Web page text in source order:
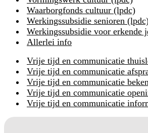
Waarborgfonds cultuur (lpdc)
Werkingssubsidie senioren
Werkingssubsidie voor erkende
Allerlei info
Vrije tijd en communicatie
Vrije tijd en communicatie
Vrije tijd en communicatie
Vrije tijd en communicatie
Vrije tijd en communicatie